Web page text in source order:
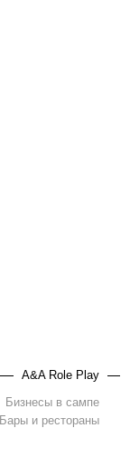
A&A Role Play
Бизнесы в сампе
Бары и рестораны